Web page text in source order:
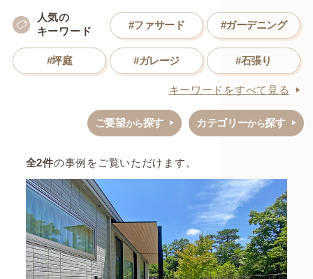
人気の
キーワード
#ファサード #ガーデニング
#坪庭 #ガレージ #石張り
キーワードをすべて見る
ご要望から探す カテゴリーから探す
全2件の事例をご覧いただけます。